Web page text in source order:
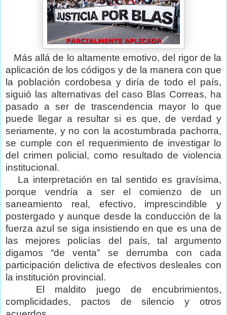
Más allá de lo altamente emotivo, del rigor de la
aplicación de los códigos y de la manera con que
la población cordobesa y diría de todo el país,
siguió las alternativas del caso Blas Correas, ha
pasado a ser de trascendencia mayor lo que
puede llegar a resultar si es que, de verdad y
seriamente, y no con la acostumbrada pachorra,
se cumple con el requerimiento de investigar lo
del crimen policial, como resultado de violencia
institucional.
La interpretación en tal sentido es gravísima,
porque vendría a ser el comienzo de un
saneamiento real, efectivo, imprescindible y
postergado y aunque desde la conducción de la
fuerza azul se siga insistiendo en que es una de
las mejores policías del país, tal argumento
digamos “de venta” se derrumba con cada
participación delictiva de efectivos desleales con
la institución provincial.
El maldito juego de encubrimientos,
complicidades, pactos de silencio y otros